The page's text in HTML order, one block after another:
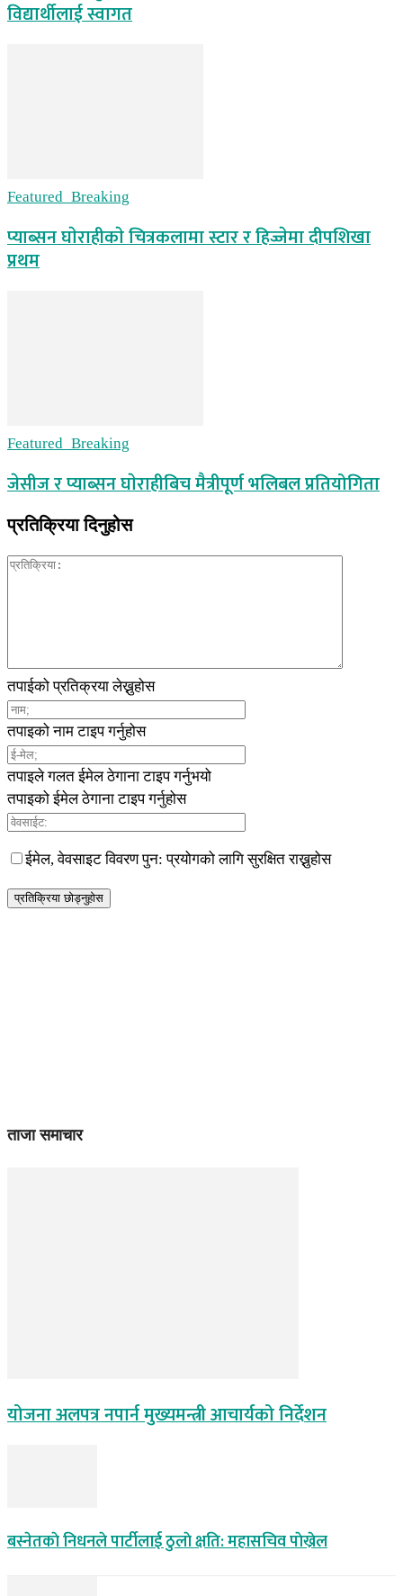
विद्यार्थीलाई स्वागत
Featured_Breaking
प्याब्सन घाेराहीकाे चित्रकलामा स्टार र हिज्जेमा दीपशिखा
प्रथम
Featured_Breaking
जेसीज र प्याब्सन घाेराहीबिच मैत्रीपूर्ण भलिबल प्रतियोगिता
प्रतिक्रिया दिनुहोस
तपाईको प्रतिक्रया लेख्नुहोस
तपाइको नाम टाइप गर्नुहोस
तपाइले गलत ईमेल ठेगाना टाइप गर्नुभयो
तपाइको ईमेल ठेगाना टाइप गर्नुहोस
ईमेल, वेवसाइट विवरण पुन: प्रयोगको लागि सुरक्षित राख्नुहोस
ताजा समाचार
योजना अलपत्र नपार्न मुख्यमन्त्री आचार्यको निर्देशन
बस्नेतकाे निधनले पार्टीलाई ठुलाे क्षति: महासचिव पाेख्रेल